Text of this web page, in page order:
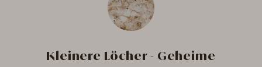
Kleinere Löcher - Geheime